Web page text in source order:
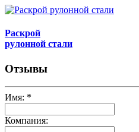
Раскрой
рулонной стали
Отзывы
Имя: *
Компания: